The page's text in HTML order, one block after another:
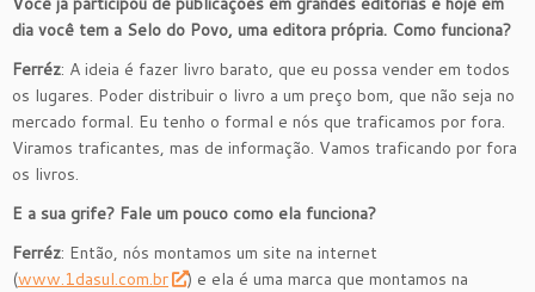
dia você tem a Selo do Povo, uma editora própria. Como funciona?
Ferréz: A ideia é fazer livro barato, que eu possa vender em todos
os lugares. Poder distribuir o livro a um preço bom, que não seja no
mercado formal. Eu tenho o formal e nós que traficamos por fora.
Viramos traficantes, mas de informação. Vamos traficando por fora
os livros.
E a sua grife? Fale um pouco como ela funciona?
Ferréz: Então, nós montamos um site na internet
(www.1dasul.com.br
) e ela é uma marca que montamos na